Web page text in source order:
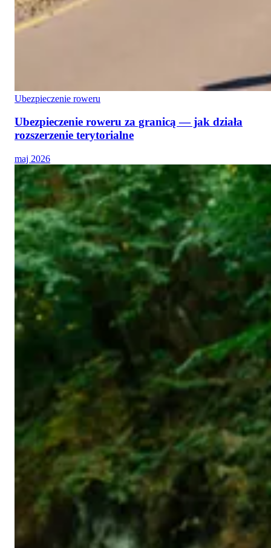
Ubezpieczenie roweru
Ubezpieczenie roweru za granicą — jak działa
rozszerzenie terytorialne
maj 2026